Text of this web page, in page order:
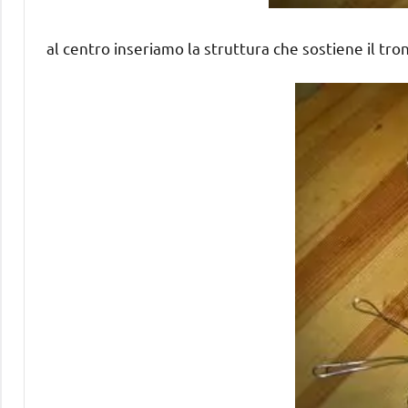
al centro inseriamo la struttura che sostiene il